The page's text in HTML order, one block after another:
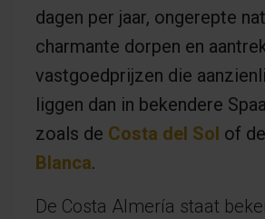
dagen per jaar, ongerepte
charmante dorpen en
vastgoedprijzen die
liggen dan in bekendere
zoals de Costa del Sol of de
Blanca.
De Costa Almería staat